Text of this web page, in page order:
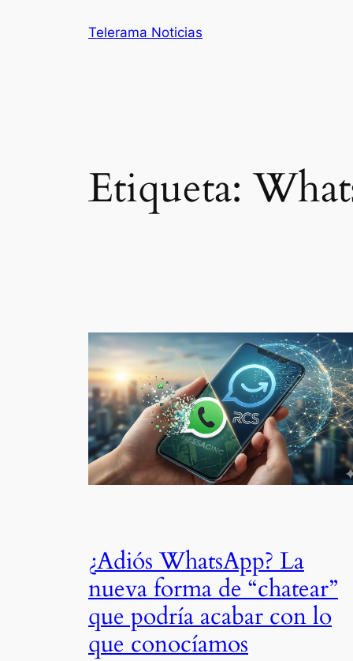
Telerama Noticias
Etiqueta:
¿Adiós WhatsApp? La
nueva forma de “chatear”
que podría acabar con lo
que conocíamos